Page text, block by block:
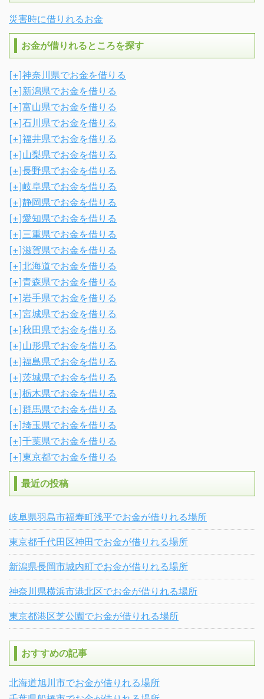
災害時に借りれるお金
お金が借りれるところを探す
[+]神奈川県でお金を借りる
[+]新潟県でお金を借りる
[+]富山県でお金を借りる
[+]石川県でお金を借りる
[+]福井県でお金を借りる
[+]山梨県でお金を借りる
[+]長野県でお金を借りる
[+]岐阜県でお金を借りる
[+]静岡県でお金を借りる
[+]愛知県でお金を借りる
[+]三重県でお金を借りる
[+]滋賀県でお金を借りる
[+]北海道でお金を借りる
[+]青森県でお金を借りる
[+]岩手県でお金を借りる
[+]宮城県でお金を借りる
[+]秋田県でお金を借りる
[+]山形県でお金を借りる
[+]福島県でお金を借りる
[+]茨城県でお金を借りる
[+]栃木県でお金を借りる
[+]群馬県でお金を借りる
[+]埼玉県でお金を借りる
[+]千葉県でお金を借りる
[+]東京都でお金を借りる
最近の投稿
岐阜県羽島市福寿町浅平でお金が借りれる場所
東京都千代田区神田でお金が借りれる場所
新潟県長岡市城内町でお金が借りれる場所
神奈川県横浜市港北区でお金が借りれる場所
東京都港区芝公園でお金が借りれる場所
おすすめの記事
北海道旭川市でお金が借りれる場所